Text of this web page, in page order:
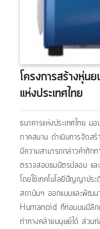
โครงการสร้างหุ่น
แห่งประเทศไทย
ธนาคารแห่งประเทศไทย
ภาคสนาม ดำเนินการจัดส
มีความสามารถกล่าวคำทัก
ตรวจสอบธนบัตรปลอม แล
โดยใช้เทคโนโลยีปัญญาปร
สถาบันฯ ออกแบบและพัฒ
Humanoid ที่ท่อนบนมีลัก
ท่าทางคล้ายมนุษย์ได้ ส่ว